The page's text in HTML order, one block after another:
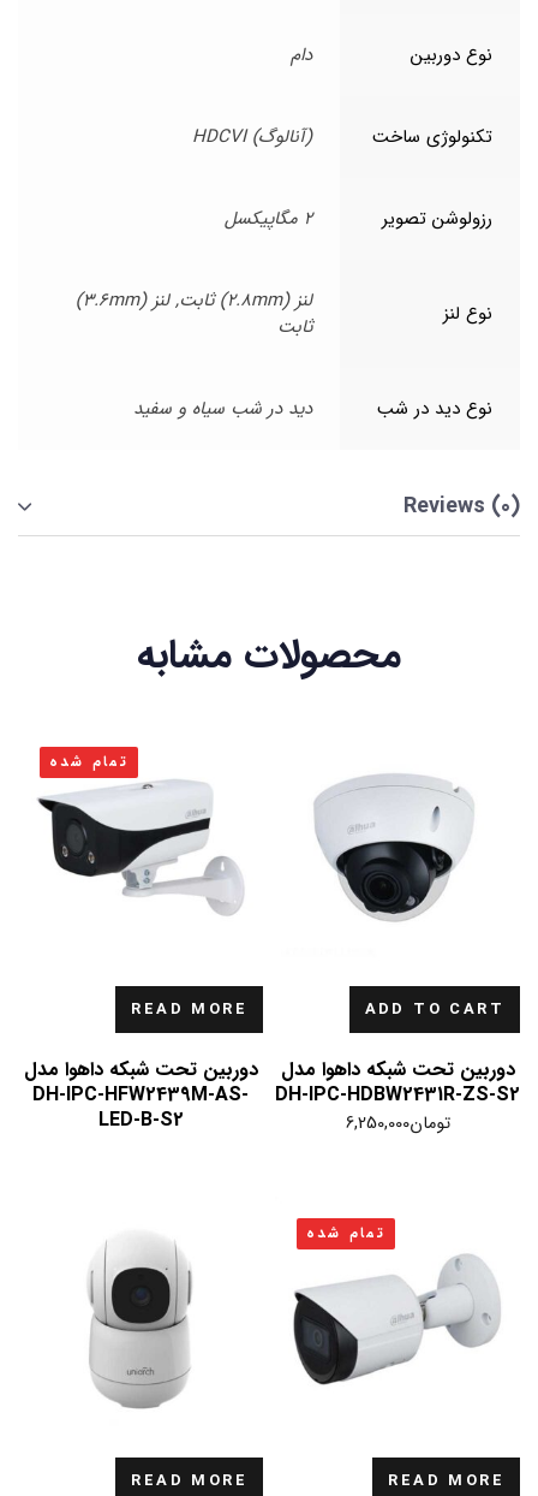
نوع دوربین دام
تکنولوژی ساخت (آنالوگ) HDCVI
رزولوشن تصویر 2 مگاپیکسل
نوع لنز
لنز (2.8mm) ثابت, لنز (3.6mm)
ثابت
نوع دید در شب دید در شب سیاه و سفید
Reviews (0)
محصولات مشابه
ADD TO CART
دوربین تحت شبکه داهوا مدل
DH-IPC-HDBW2431R-ZS-S2
تومان6,250,000
تمام شده
READ MORE
دوربین تحت شبکه داهوا مدل
DH-IPC-HFW2439M-AS-
LED-B-S2
تمام شده
READ MORE
READ MORE